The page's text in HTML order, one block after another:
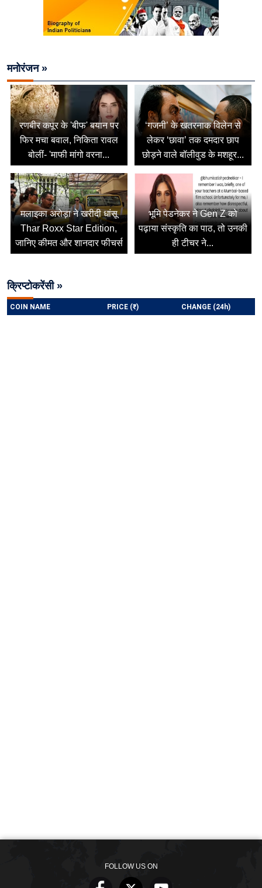
मनोरंजन »
रणबीर कपूर के 'बीफ' बयान पर
फिर मचा बवाल, निकिता रावल
बोलीं- 'माफी मांगो वरना...
‘गजनी’ के खतरनाक विलेन से
लेकर ‘छावा’ तक दमदार छाप
छोड़ने वाले बॉलीवुड के मशहूर...
मलाइका अरोड़ा ने खरीदी धांसू
Thar Roxx Star Edition,
जानिए कीमत और शानदार फीचर्स
भूमि पेडनेकर ने Gen Z को
पढ़ाया संस्कृति का पाठ, तो उनकी
ही टीचर ने...
क्रिप्टोकरेंसी »
FOLLOW US ON